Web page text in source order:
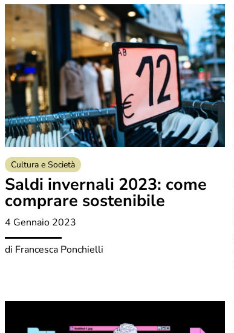
Cultura e Società
Saldi invernali 2023: come
comprare sostenibile
4 Gennaio 2023
di Francesca Ponchielli